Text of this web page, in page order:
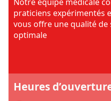
praticiens expérimentés
vous offre une qualité de
optimale
Heures